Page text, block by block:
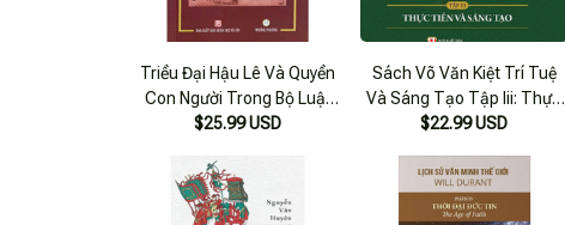
Triều Đại Hậu Lê Và Quyền
Con Người Trong Bộ Luật
Hông Đức
$25.99 USD
Sách Võ Văn Kiệt Trí Tuệ
Và Sáng Tạo Tập Iii: Thực
Tiễn Và Sáng Tạo
$22.99 USD